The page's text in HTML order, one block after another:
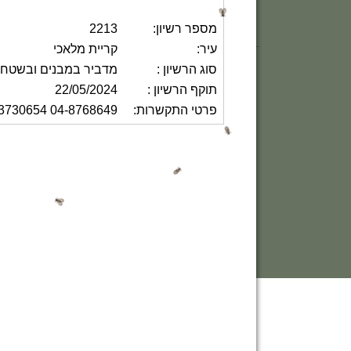
מספר רשיון:
2213
עיר:
קריית מלאכי
סוג הרשיון :
מדביר במבנים
תוקף הרשיון :
22/05/2024
פרטי התקשרות:
04-8768649 052-3730654